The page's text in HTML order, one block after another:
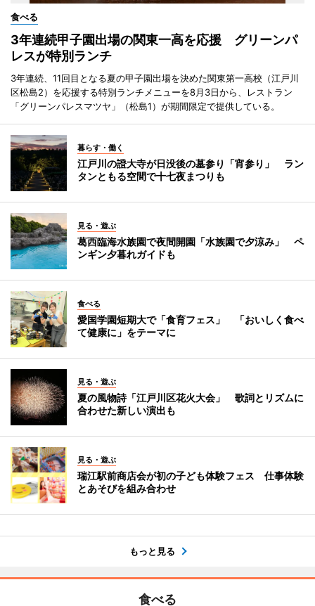
食べる
3年連続甲子園出場の関東一高を応援 グリーンパ
レスが特別ランチ
3年連続、11回目となる夏の甲子園出場を決めた関東第一高校（江戸川
区松島2）を応援する特別ランチメニューを8月3日から、レストラン
「グリーンパレスマツヤ」（松島1）が期間限定で提供している。
暮らす・働く
江戸川の證大寺が日没後の墓参り「宵参り」 ラン
タンともる空間で十七夜まつりも
見る・遊ぶ
葛西臨海水族園で夜間開園「水族園で夕涼み」 ペ
ンギン夕暮れガイドも
食べる
愛国学園短期大で「食育フェス」 「おいしく食べ
て健康に」をテーマに
見る・遊ぶ
夏の風物詩「江戸川区花火大会」 歌詞とリズムに
合わせた新しい演出も
見る・遊ぶ
瑞江駅前商店会が初の子ども体験フェス 仕事体験
とあそびを組み合わせ
もっと見る
食べる